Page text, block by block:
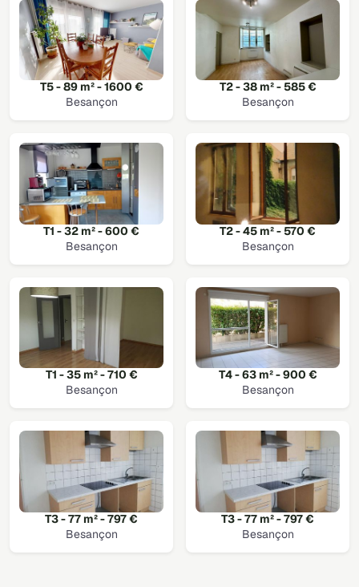
T5 - 89 m² - 1600 €
Besançon
T2 - 38 m² - 585 €
Besançon
T1 - 32 m² - 600 €
Besançon
T2 - 45 m² - 570 €
Besançon
T1 - 35 m² - 710 €
Besançon
T4 - 63 m² - 900 €
Besançon
T3 - 77 m² - 797 €
Besançon
T3 - 77 m² - 797 €
Besançon